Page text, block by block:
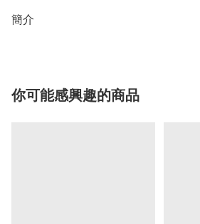
簡介
你可能感興趣的商品